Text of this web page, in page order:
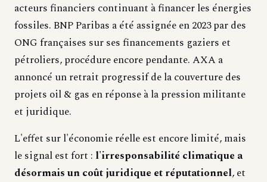
acteurs financiers continuant à financer les énergies
fossiles. BNP Paribas a été assignée en 2023 par des
ONG françaises sur ses financements gaziers et
pétroliers, procédure encore pendante. AXA a
annoncé un retrait progressif de la couverture des
projets oil & gas en réponse à la pression militante
et juridique.
L'effet sur l'économie réelle est encore limité, mais
le signal est fort : l'irresponsabilité climatique a
désormais un coût juridique et réputationnel, et